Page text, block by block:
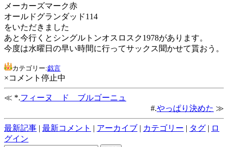
メーカーズマーク赤
オールドグランダッド114
をいただきました
あと今行くとシングルトンオスロスク1978があります。
今度は水曜日の早い時間に行ってサックス聞かせて貰おう。
カテゴリー:戯言
×コメント停止中
≪ *.フィーヌ ド ブルゴーニュ
#.やっぱり決めた ≫
最新記事 | 最新コメント | アーカイブ | カテゴリー | タグ | ロ
グイン